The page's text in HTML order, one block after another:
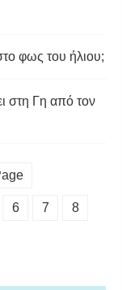
φως του ήλιου;
στη Γη από τον
6 7 8